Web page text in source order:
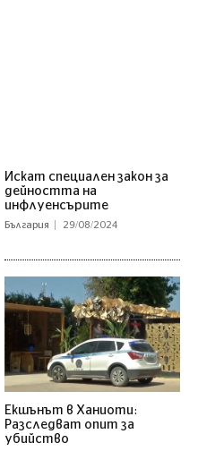
Искат специален закон за
дейността на
инфлуенсърите
България 29/08/2024
Екшънът в Ханиоти:
Разследват опит за
убийство